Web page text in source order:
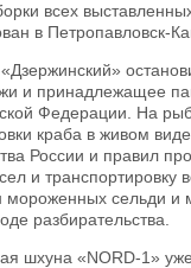
всех
в Петропавловск-
и принадлежащее
Федерации. На
краба в живом
России и правил
и транспортировку
сельди и
разбирательства.
шхуна «NORD-1»